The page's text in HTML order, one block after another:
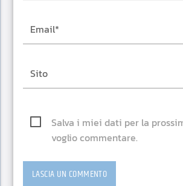
Salva i miei dati per la
voglio commentare.